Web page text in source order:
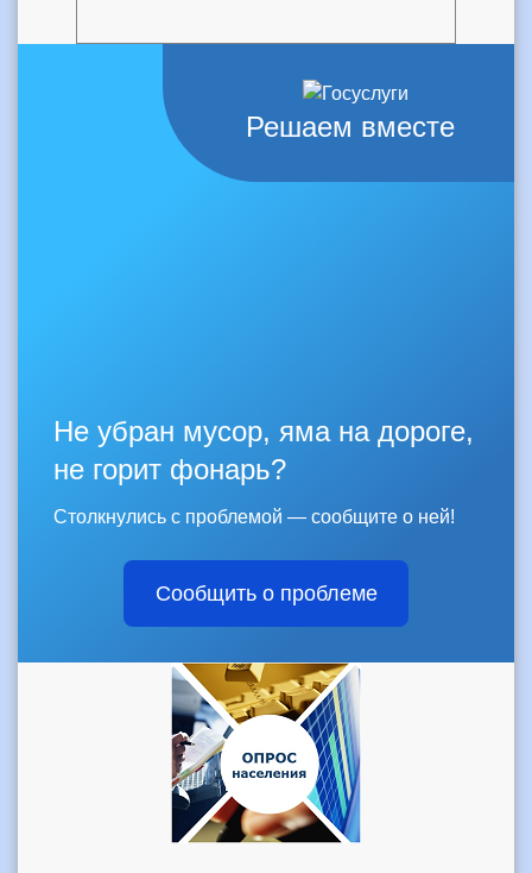
Решаем вместе
Не убран мусор, яма на дороге,
не горит фонарь?
Столкнулись с проблемой — сообщите о ней!
Сообщить о проблеме